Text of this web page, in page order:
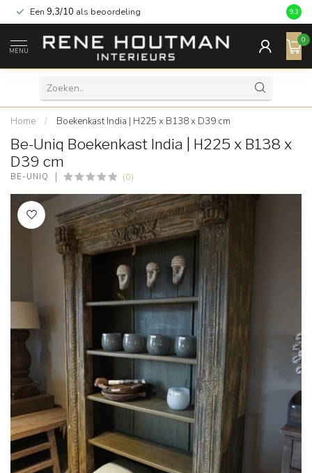
Een 9,3/10 als beoordeling 9.3
MENU
0
Home / Boekenkast India | H225 x B138 x D39 cm
Be-Uniq Boekenkast India | H225 x B138 x
D39 cm
BE-UNIQ (0)